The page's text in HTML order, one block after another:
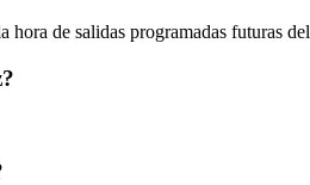
hora de salidas programadas futuras